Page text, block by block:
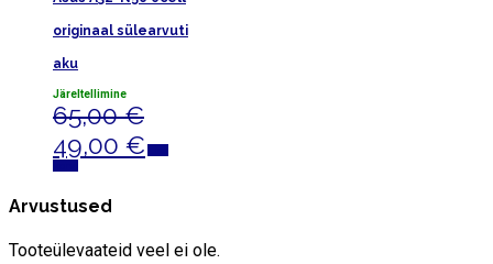
originaal sülearvuti
aku
Järeltellimine
65,00€
Algne
hind
oli:
49,00 €Praegune
Arvustused
Tooteülevaateid veel ei ole.